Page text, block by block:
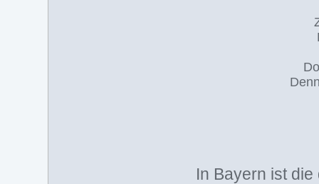
In Bayern ist